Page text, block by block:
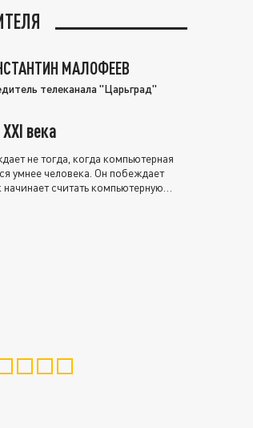
МАЛОФЕЕВ
телеканала "Царьград"
века
не тогда, когда компьютерная
умнее человека. Он побеждает
начинает считать компьютерную